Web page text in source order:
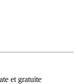
et gratuite